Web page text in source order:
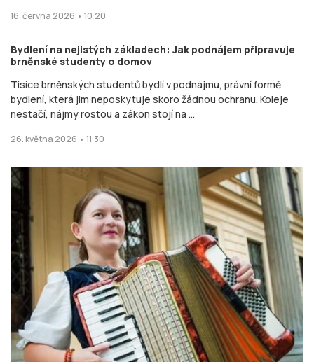
16. června 2026 • 10:20
Bydlení na nejistých základech: Jak podnájem připravuje
brněnské studenty o domov
Tisíce brněnských studentů bydlí v podnájmu, právní formě
bydlení, která jim neposkytuje skoro žádnou ochranu. Koleje
nestačí, nájmy rostou a zákon stojí na ...
26. května 2026 • 11:30